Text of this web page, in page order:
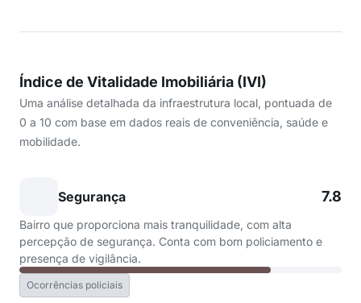
Índice de Vitalidade Imobiliária (IVI)
Uma análise detalhada da infraestrutura local, pontuada de
0 a 10 com base em dados reais de conveniência, saúde e
mobilidade.
Segurança 7.8
Bairro que proporciona mais tranquilidade, com alta
percepção de segurança. Conta com bom policiamento e
presença de vigilância.
Ocorrências policiais